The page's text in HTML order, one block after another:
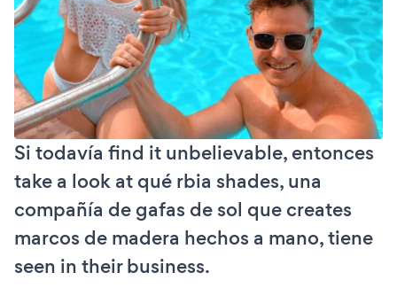
Si todavía find it unbelievable, entonces
take a look at qué rbia shades, una
compañía de gafas de sol que creates
marcos de madera hechos a mano, tiene
seen in their business.